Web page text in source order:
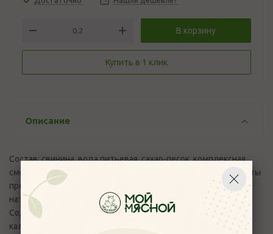
В корзину
Купить в 1 клик
Описание
Состав: свинина, вода питьевая, сахар-песок, комплексная
смесь специй (стабилизаторы (пищевые фосфаты), экстракты
пряностей) соль нитритная (соль,фиксатор окраски (нитрит
натрия)).
Содержание пищевой, энергетической ценности,
калорийности на 100 гр продукта (белки, жиры, углеводы) :